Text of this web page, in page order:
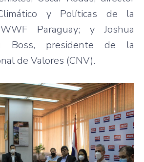
y Políticas de la
Paraguay; y Joshua
Boss, presidente de la
de Valores (CNV).